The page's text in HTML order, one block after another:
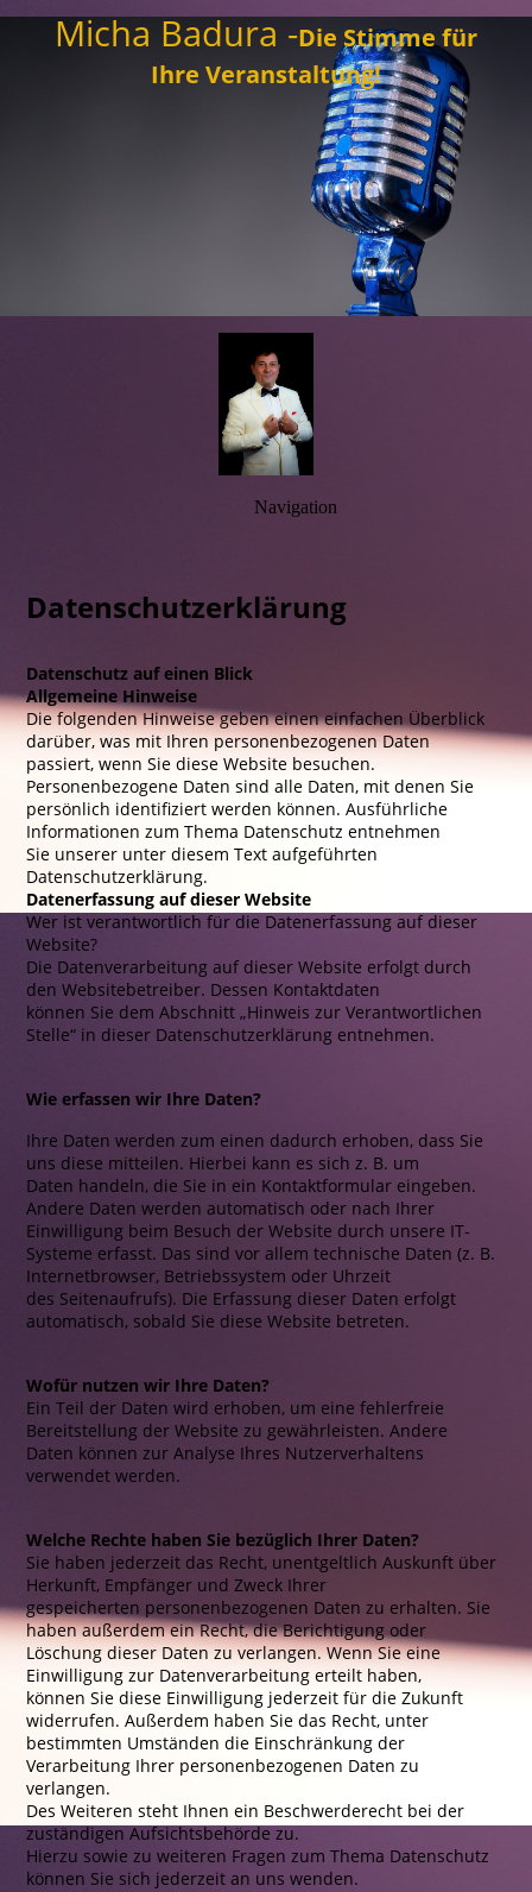
Micha Badura -Die Stimme für
Ihre Veranstaltung!
Navigation
Datenschutzerklärung
Datenschutz auf einen Blick
Allgemeine Hinweise
Die folgenden Hinweise geben einen einfachen Überblick
darüber, was mit Ihren personenbezogenen Daten
passiert, wenn Sie diese Website besuchen.
Personenbezogene Daten sind alle Daten, mit denen Sie
persönlich identifiziert werden können. Ausführliche
Informationen zum Thema Datenschutz entnehmen
Sie unserer unter diesem Text aufgeführten
Datenschutzerklärung.
Datenerfassung auf dieser Website
Wer ist verantwortlich für die Datenerfassung auf dieser
Website?
Die Datenverarbeitung auf dieser Website erfolgt durch
den Websitebetreiber. Dessen Kontaktdaten
können Sie dem Abschnitt „Hinweis zur Verantwortlichen
Stelle“ in dieser Datenschutzerklärung entnehmen.
Wie erfassen wir Ihre Daten?
Ihre Daten werden zum einen dadurch erhoben, dass Sie
uns diese mitteilen. Hierbei kann es sich z. B. um
Daten handeln, die Sie in ein Kontaktformular eingeben.
Andere Daten werden automatisch oder nach Ihrer
Einwilligung beim Besuch der Website durch unsere IT-
Systeme erfasst. Das sind vor allem technische Daten (z. B.
Internetbrowser, Betriebssystem oder Uhrzeit
des Seitenaufrufs). Die Erfassung dieser Daten erfolgt
automatisch, sobald Sie diese Website betreten.
Wofür nutzen wir Ihre Daten?
Ein Teil der Daten wird erhoben, um eine fehlerfreie
Bereitstellung der Website zu gewährleisten. Andere
Daten können zur Analyse Ihres Nutzerverhaltens
verwendet werden.
Welche Rechte haben Sie bezüglich Ihrer Daten?
Sie haben jederzeit das Recht, unentgeltlich Auskunft über
Herkunft, Empfänger und Zweck Ihrer
gespeicherten personenbezogenen Daten zu erhalten. Sie
haben außerdem ein Recht, die Berichtigung oder
Löschung dieser Daten zu verlangen. Wenn Sie eine
Einwilligung zur Datenverarbeitung erteilt haben,
können Sie diese Einwilligung jederzeit für die Zukunft
widerrufen. Außerdem haben Sie das Recht, unter
bestimmten Umständen die Einschränkung der
Verarbeitung Ihrer personenbezogenen Daten zu
verlangen.
Des Weiteren steht Ihnen ein Beschwerderecht bei der
zuständigen Aufsichtsbehörde zu.
Hierzu sowie zu weiteren Fragen zum Thema Datenschutz
können Sie sich jederzeit an uns wenden.